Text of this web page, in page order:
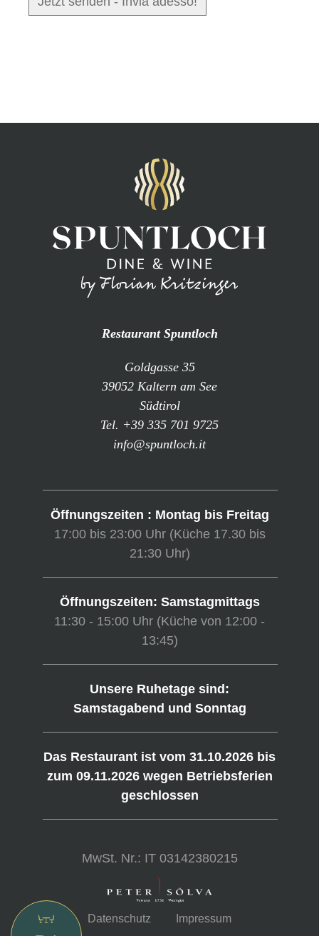
Restaurant Spuntloch
Goldgasse 35
39052 Kaltern am See
Südtirol
Tel. +39 335 701 9725
info@spuntloch.it
Öffnungszeiten : Montag bis Freitag
17:00 bis 23:00 Uhr (Küche 17.30 bis
21:30 Uhr)
Öffnungszeiten: Samstagmittags
11:30 - 15:00 Uhr (Küche von 12:00 -
13:45)
Unsere Ruhetage sind:
Samstagabend und Sonntag
Das Restaurant ist vom 31.10.2026 bis
zum 09.11.2026 wegen Betriebsferien
geschlossen
MwSt. Nr.: IT 03142380215
Datenschutz
Impressum